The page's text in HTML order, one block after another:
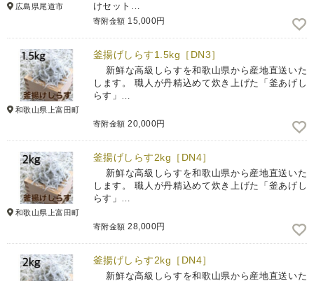
広島県尾道市
けセット…
寄附金額 15,000円
和歌山県上富田町
釜揚げしらす1.5kg［DN3］
新鮮な高級しらすを和歌山県から産地直送いた
します。 職人が丹精込めて炊き上げた「釜あげし
らす」…
寄附金額 20,000円
和歌山県上富田町
釜揚げしらす2kg［DN4］
新鮮な高級しらすを和歌山県から産地直送いた
します。 職人が丹精込めて炊き上げた「釜あげし
らす」…
寄附金額 28,000円
釜揚げしらす2kg［DN4］
新鮮な高級しらすを和歌山県から産地直送いた